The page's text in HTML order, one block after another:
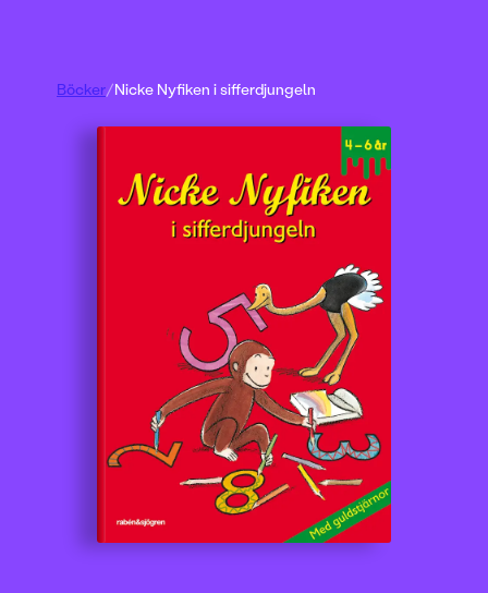
Böcker/Nicke Nyfiken i sifferdjungeln